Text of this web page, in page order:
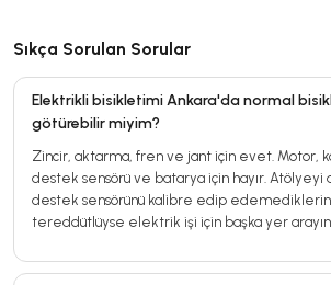
Sıkça Sorulan Sorular
Elektrikli bisikletimi Ankara'da normal
götürebilir miyim?
Zincir, aktarma, fren ve jant için evet. Motor,
destek sensörü ve batarya için hayır. Atölyeyi
destek sensörünü kalibre edip
tereddütlüyse elektrik işi için başka yer arayın.